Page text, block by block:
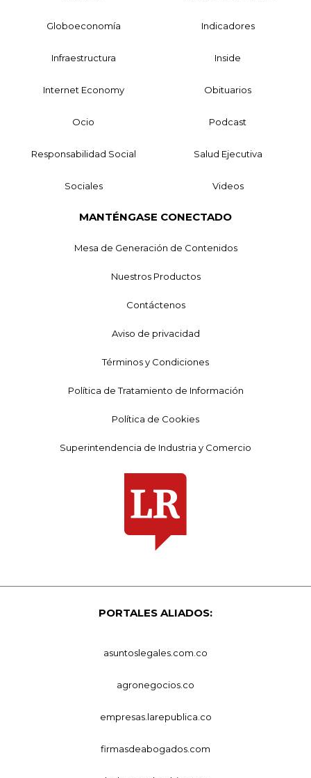
Globoeconomía Indicadores
Infraestructura Inside
Internet Economy Obituarios
Ocio Podcast
Responsabilidad Social Salud Ejecutiva
Sociales Videos
MANTÉNGASE CONECTADO
Mesa de Generación de Contenidos
Nuestros Productos
Contáctenos
Aviso de privacidad
Términos y Condiciones
Política de Tratamiento de Información
Política de Cookies
Superintendencia de Industria y Comercio
PORTALES ALIADOS:
asuntoslegales.com.co
agronegocios.co
empresas.larepublica.co
firmasdeabogados.com